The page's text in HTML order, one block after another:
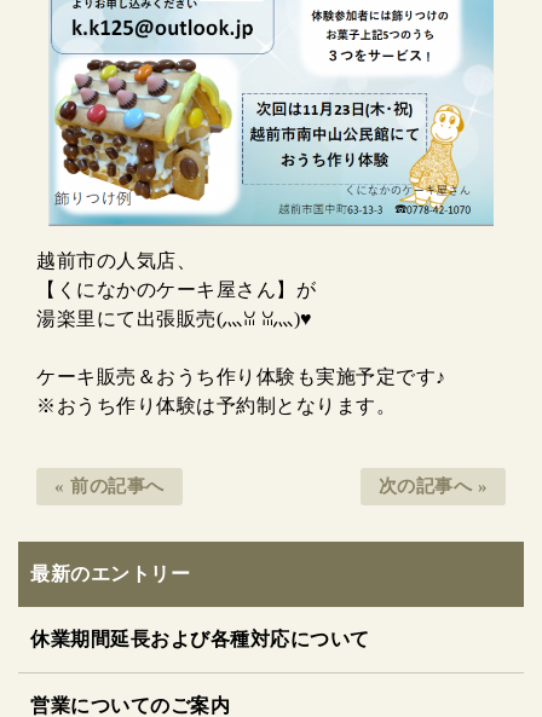
越前市の人気店、
【くになかのケーキ屋さん】が
湯楽里にて出張販売(灬ꈍ ꈍ灬)♥
ケーキ販売＆おうち作り体験も実施予定です♪
※おうち作り体験は予約制となります。
« 前の記事へ 次の記事へ »
最新のエントリー
休業期間延長および各種対応について
営業についてのご案内